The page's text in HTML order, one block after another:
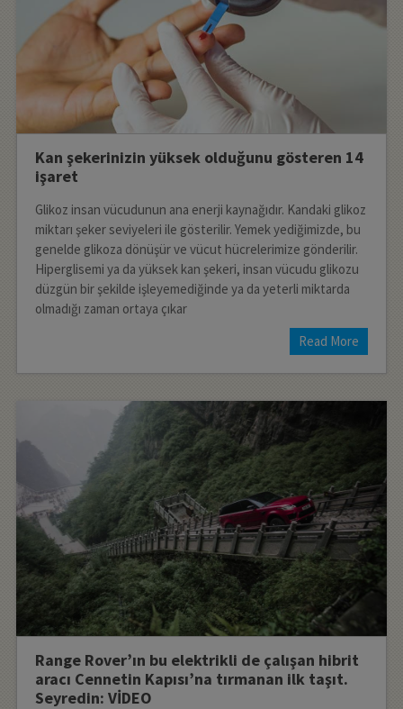
Kan şekerinizin yüksek olduğunu gösteren 14
işaret
Glikoz insan vücudunun ana enerji kaynağıdır. Kandaki glikoz
miktarı şeker seviyeleri ile gösterilir. Yemek yediğimizde, bu
genelde glikoza dönüşür ve vücut hücrelerimize gönderilir.
Hiperglisemi ya da yüksek kan şekeri, insan vücudu glikozu
düzgün bir şekilde işleyemediğinde ya da yeterli miktarda
olmadığı zaman ortaya çıkar
Read More
Range Rover’ın bu elektrikli de çalışan hibrit
aracı Cennetin Kapısı’na tırmanan ilk taşıt.
Seyredin: VİDEO